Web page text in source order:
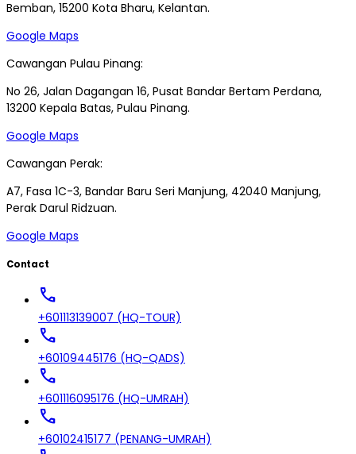
Bemban, 15200 Kota Bharu, Kelantan.
Google Maps
Cawangan Pulau Pinang:
No 26, Jalan Dagangan 16, Pusat Bandar Bertam Perdana,
13200 Kepala Batas, Pulau Pinang.
Google Maps
Cawangan Perak:
A7, Fasa 1C-3, Bandar Baru Seri Manjung, 42040 Manjung,
Perak Darul Ridzuan.
Google Maps
Contact
call
+601113139007 (HQ-TOUR)
call
+60109445176 (HQ-QADS)
call
+601116095176 (HQ-UMRAH)
call
+60102415177 (PENANG-UMRAH)